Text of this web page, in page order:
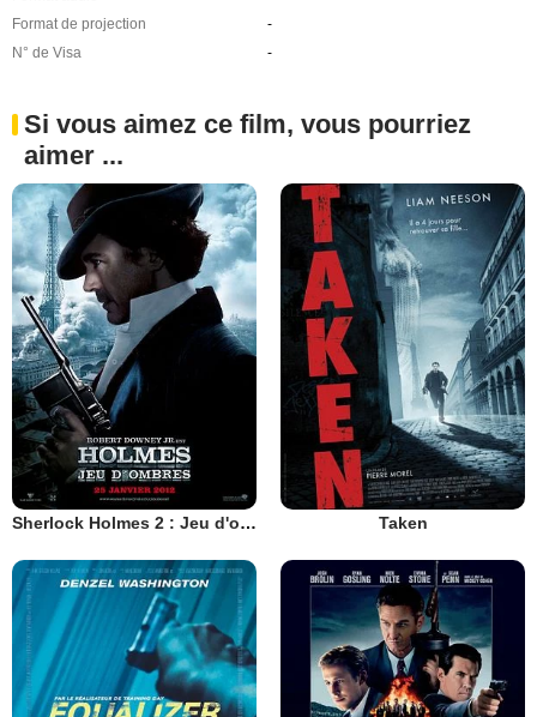
Format de projection
-
N° de Visa
-
Si vous aimez ce film, vous pourriez
aimer ...
Sherlock Holmes 2 : Jeu d'ombres Taken